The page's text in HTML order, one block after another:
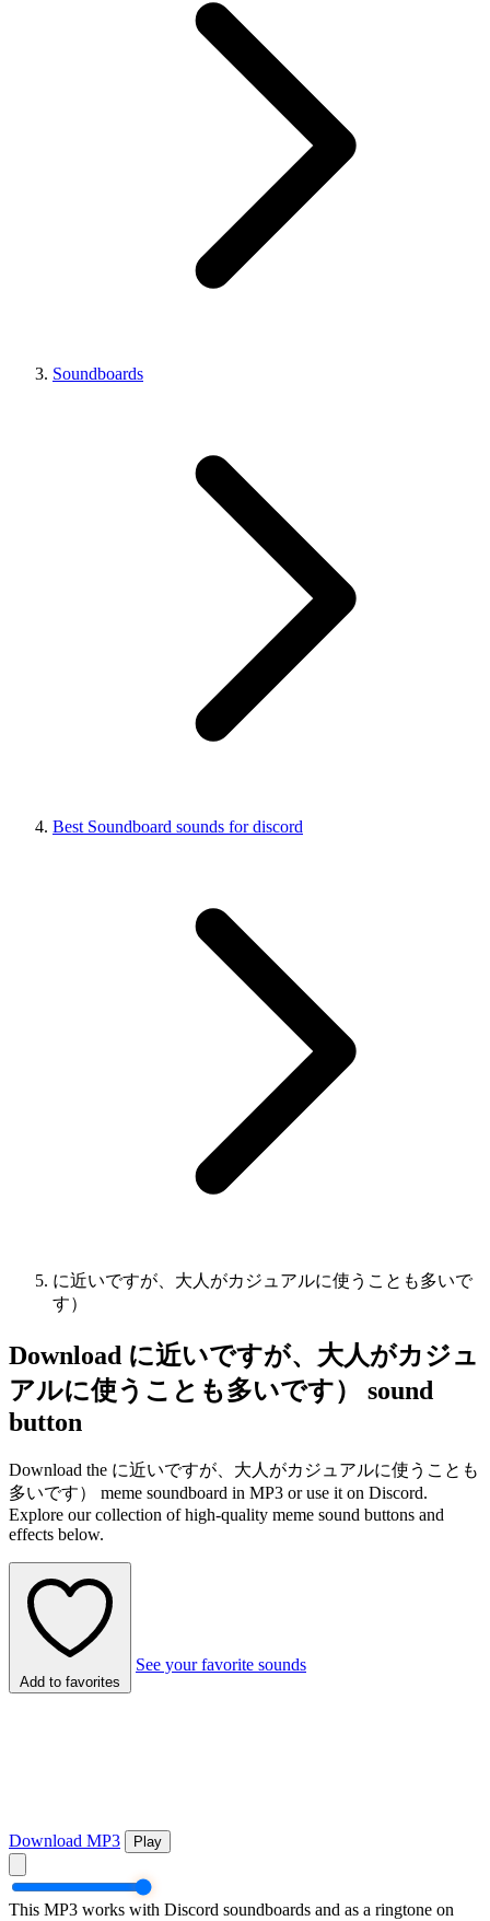
Soundboards
Best Soundboard sounds for discord
に近いですが、大人がカジュアルに使うことも多いで
す）
Download に近いですが、大人がカジュ
アルに使うことも多いです） sound
button
Download the に近いですが、大人がカジュアルに使うことも
多いです） meme soundboard in MP3 or use it on Discord.
Explore our collection of high-quality meme sound buttons and
effects below.
Add to favorites
See your favorite sounds
Download MP3 Play
This MP3 works with Discord soundboards and as a ringtone on